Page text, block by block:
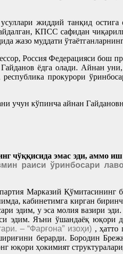
жиддий танқид
КПСС сафидан
жазо муддати
Россия Федерацияси бош
ёдга олади. Айнан
прокурори
учун кўпинча айнан
чўққисида эмас эди, аммо
раиси ўринбосари
Марказий
кабинетимга кирган
эдим, у эса молия вазири
эдим. Яъни ўшандаёқ
– “Фарғона” изоҳи) ,
берарди. Бородин
юқори ҳокимият